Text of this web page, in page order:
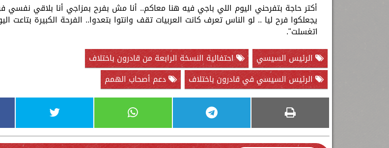
أكتر حاجة بتفرحني اليوم اللي باجي فيه هنا معاكم.. أنا مش بفرح بمزاجي أنا بلاقي نفسي
يجعلكوا فرح ليا .. لو الناس تعرف كانت العربيات تقف وانتوا بتعدوا.. الفرحة الكبيرة بتاعت
اتغسلت".
الرئيس السيسي
احتفالية النسخة الرابعة من قادرون باختلاف
الرئيس السيسي في قادرون باختلاف
دعم أصحاب الهمم